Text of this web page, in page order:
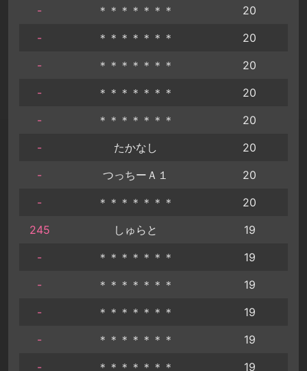
-
＊＊＊＊＊＊＊
20
-
＊＊＊＊＊＊＊
20
-
＊＊＊＊＊＊＊
20
-
＊＊＊＊＊＊＊
20
-
＊＊＊＊＊＊＊
20
-
たかなし
20
-
つっちーＡ１
20
-
＊＊＊＊＊＊＊
20
245
しゅらと
19
-
＊＊＊＊＊＊＊
19
-
＊＊＊＊＊＊＊
19
-
＊＊＊＊＊＊＊
19
-
＊＊＊＊＊＊＊
19
-
＊＊＊＊＊＊＊ 19